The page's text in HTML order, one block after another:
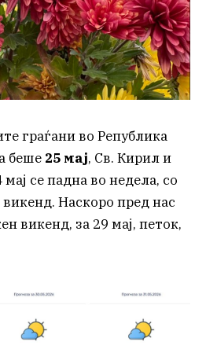
граѓани во Република
беше 25 мај, Св. Кирил и
се падна во недела, со
Наскоро пред нас
викенд, за 29 мај, петок,